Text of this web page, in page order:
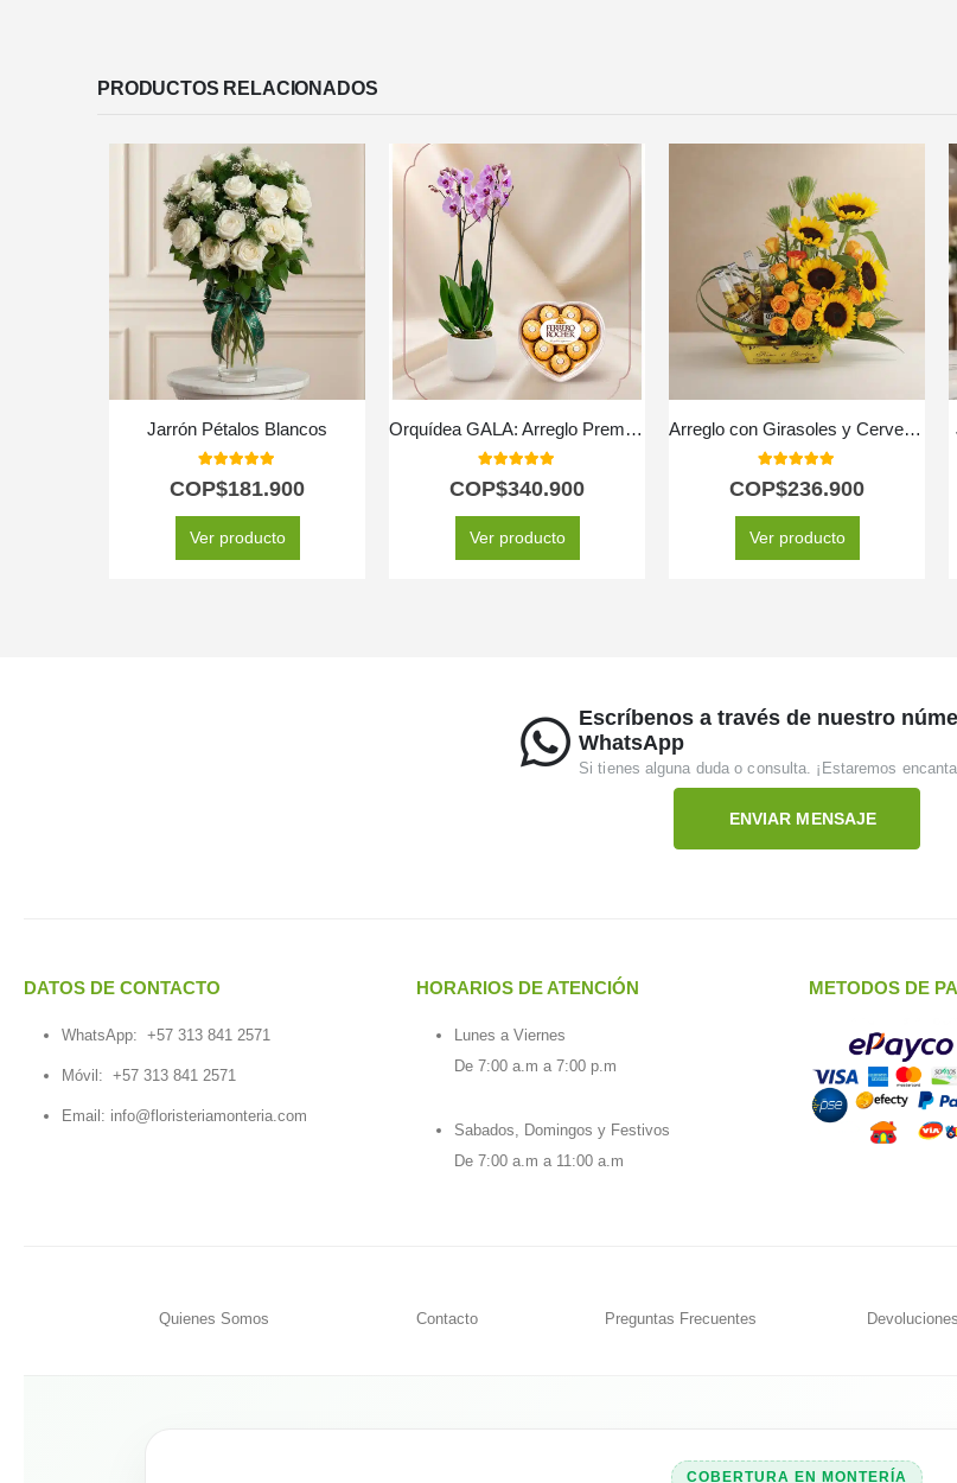
PRODUCTOS RELACIONADOS
Jarrón Pétalos Blancos
COP$181.900
Ver producto
Orquídea GALA: Arreglo Premium con Chocolates de Corazón ✨
COP$340.900
Ver producto
Arreglo con Girasoles y Cervezas Corona GIACOMO ✨
COP$236.900
Ver producto
Escríbenos a través de nuestro
WhatsApp
Si tienes alguna duda o consulta. ¡Estaremos
ENVIAR MENSAJE
DATOS DE CONTACTO
WhatsApp: +57 313 841 2571
Móvil: +57 313 841 2571
Email: info@floristeriamonteria.com
HORARIOS DE ATENCIÓN
Lunes a Viernes
De 7:00 a.m a 7:00 p.m
Sabados, Domingos y Festivos
De 7:00 a.m a 11:00 a.m
METODOS DE
Quienes Somos Contacto Preguntas Frecuentes Devoluciones
COBERTURA EN MONTERÍA